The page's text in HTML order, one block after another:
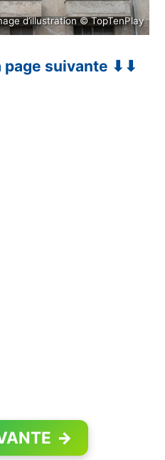
d’illustration © TopTenPlay
page suivante ⬇⬇
→